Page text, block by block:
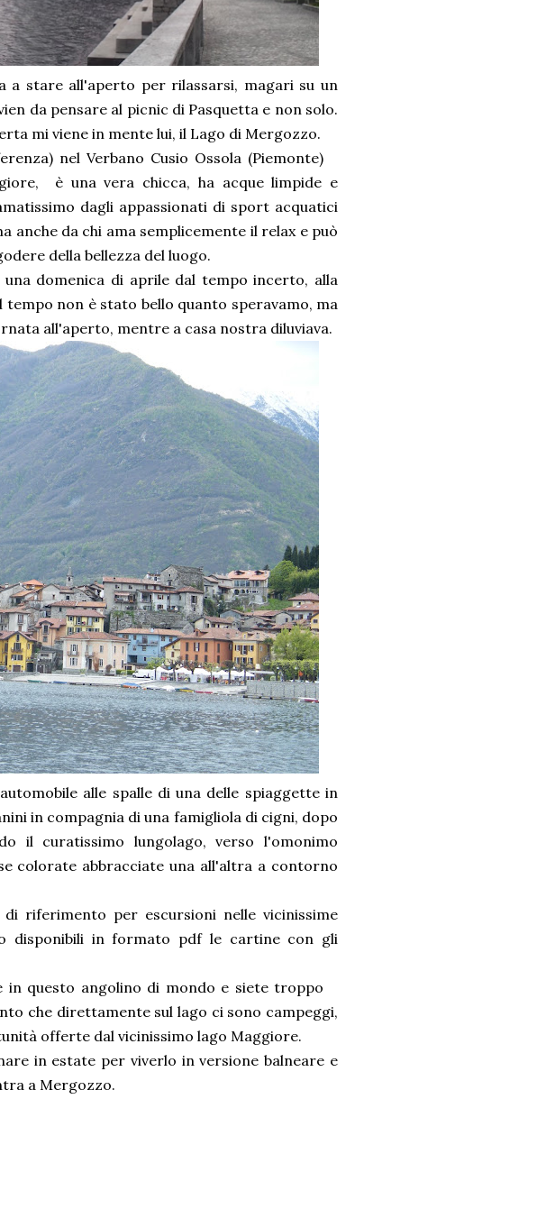
a stare all'aperto per rilassarsi, magari su un
da pensare al picnic di Pasquetta e non solo.
mi viene in mente lui, il Lago di Mergozzo.
nel Verbano Cusio Ossola (Piemonte)
è una vera chicca, ha acque limpide e
dagli appassionati di sport acquatici
anche da chi ama semplicemente il relax e può
della bellezza del luogo.
domenica di aprile dal tempo incerto, alla
non è stato bello quanto speravamo, ma
all'aperto, mentre a casa nostra diluviava.
alle spalle di una delle spiaggette in
in compagnia di una famigliola di cigni, dopo
il curatissimo lungolago, verso l'omonimo
colorate abbracciate una all'altra a contorno
riferimento per escursioni nelle vicinissime
disponibili in formato pdf le cartine con gli
in questo angolino di mondo e siete troppo
che direttamente sul lago ci sono campeggi,
offerte dal vicinissimo lago Maggiore.
in estate per viverlo in versione balneare e
a Mergozzo.